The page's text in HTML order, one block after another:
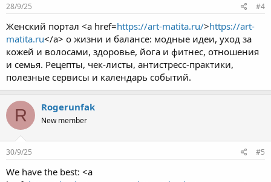
28/9/25 #4
Женский портал <a href=https://art-matita.ru/>https://art-
matita.ru</a> о жизни и балансе: модные идеи, уход за
кожей и волосами, здоровье, йога и фитнес, отношения
и семья. Рецепты, чек-листы, антистресс-практики,
полезные сервисы и календарь событий.
R Rogerunfak
New member
30/9/25 #5
We have the best: <a